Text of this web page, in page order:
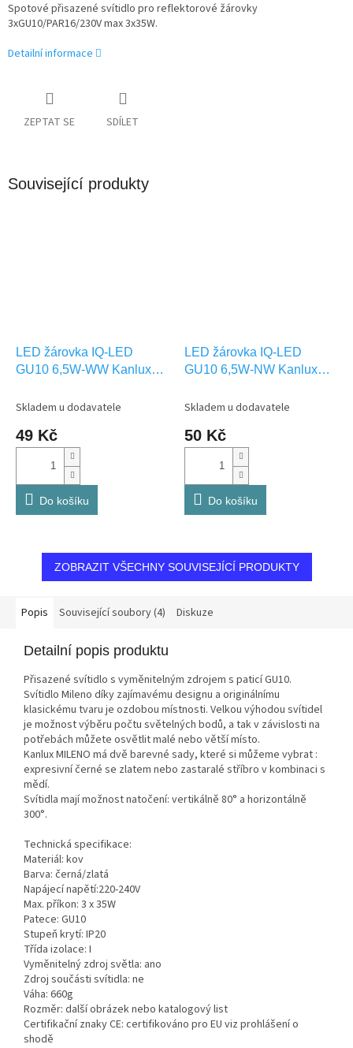
Spotové přisazené svítidlo pro reflektorové žárovky
3xGU10/PAR16/230V max 3x35W.
Detailní informace
ZEPTAT SE SDÍLET
Související produkty
LED žárovka IQ-LED
GU10 6,5W-WW Kanlux
Skladem u dodavatele
49 Kč
Do košíku
LED žárovka IQ-LED
GU10 6,5W-NW Kanlux
Skladem u dodavatele
50 Kč
Do košíku
ZOBRAZIT VŠECHNY SOUVISEJÍCÍ PRODUKTY
Popis Související soubory (4) Diskuze
Detailní popis produktu
Přisazené svítidlo s vyměnitelným zdrojem s paticí GU10.
Svítidlo Mileno díky zajímavému designu a originálnímu
klasickému tvaru je ozdobou místnosti. Velkou výhodou svítidel
je možnost výběru počtu světelných bodů, a tak v závislosti na
potřebách můžete osvětlit malé nebo větší místo.
Kanlux MILENO má dvě barevné sady, které si můžeme vybrat :
expresivní černé se zlatem nebo zastaralé stříbro v kombinaci s
mědí.
Svítidla mají možnost natočení: vertikálně 80° a horizontálně
300°.
Technická specifikace:
Materiál: kov
Barva: černá/zlatá
Napájecí napětí:220-240V
Max. příkon: 3 x 35W
Patece: GU10
Stupeň krytí: IP20
Třída izolace: I
Vyměnitelný zdroj světla: ano
Zdroj součásti svítidla: ne
Váha: 660g
Rozměr: další obrázek nebo katalogový list
Certifikační znaky CE: certifikováno pro EU viz prohlášení o
shodě